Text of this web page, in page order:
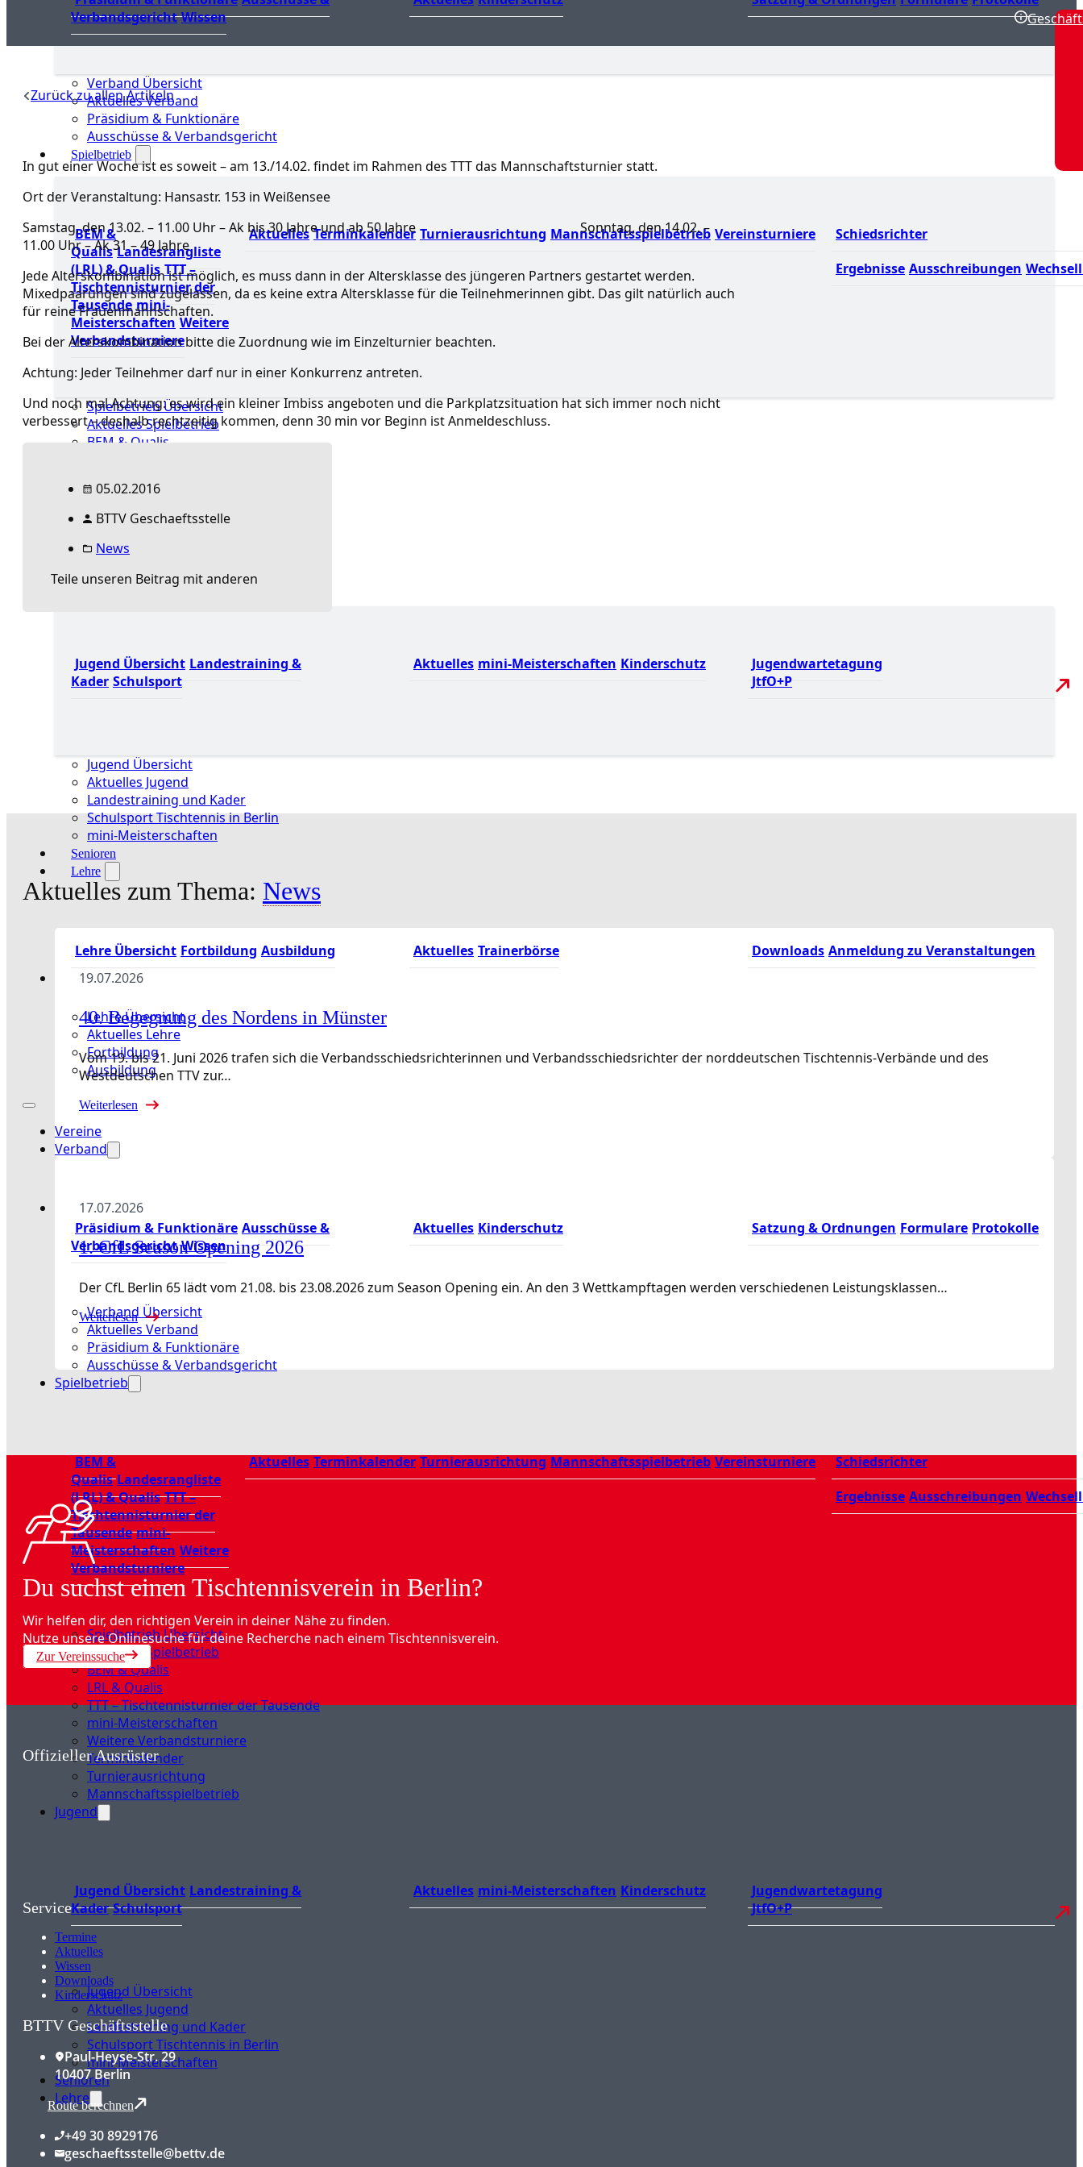
Verbandsgericht Wissen
Verband Übersicht
Aktuelles Verband
Präsidium & Funktionäre
Ausschüsse & Verbandsgericht
Spielbetrieb
BEM &
Qualis Landesrangliste
(LRL) & Qualis TTT –
Tischtennisturnier der
Tausende mini-
Meisterschaften Weitere
Verbandsturniere
Aktuelles Terminkalender Turnierausrichtung Mannschaftsspielbetrieb Vereinsturniere
Schiedsrichter
Ergebnisse Ausschreibungen
Spielbetrieb Übersicht
Aktuelles Spielbetrieb
BEM & Qualis
mini-Meisterschaften
Weitere Verbandsturniere
Turnierausrichtung
Jugend
Jugend Übersicht Landestraining &
Kader Schulsport
Aktuelles mini-Meisterschaften Kinderschutz
Jugendwartetagung
JtfO+P
Jugend Übersicht
Aktuelles Jugend
Landestraining und Kader
Schulsport Tischtennis in Berlin
mini-Meisterschaften
Senioren
Lehre
Lehre Übersicht Fortbildung Ausbildung Aktuelles Trainerbörse Downloads Anmeldung zu Veranstaltungen
Lehre Übersicht
Aktuelles Lehre
Fortbildung
Ausbildung
Vereine
Verband
Präsidium & Funktionäre Ausschüsse &
Verbandsgericht Wissen
Aktuelles Kinderschutz Satzung & Ordnungen Formulare Protokolle
Verband Übersicht
Aktuelles Verband
Präsidium & Funktionäre
Ausschüsse & Verbandsgericht
Spielbetrieb
BEM &
Qualis Landesrangliste
(LRL) & Qualis TTT –
Tischtennisturnier der
Tausende mini-
Meisterschaften Weitere
Verbandsturniere
Aktuelles Terminkalender Turnierausrichtung Mannschaftsspielbetrieb Vereinsturniere
Schiedsrichter
Ergebnisse Ausschreibungen
Spielbetrieb Übersicht
Aktuelles Spielbetrieb
BEM & Qualis
LRL & Qualis
TTT – Tischtennisturnier der Tausende
mini-Meisterschaften
Weitere Verbandsturniere
Terminkalender
Turnierausrichtung
Mannschaftsspielbetrieb
Jugend
Jugend Übersicht Landestraining &
Kader Schulsport
Aktuelles mini-Meisterschaften Kinderschutz
Jugendwartetagung
JtfO+P
Jugend Übersicht
Aktuelles Jugend
Landestraining und Kader
Schulsport Tischtennis in Berlin
mini-Meisterschaften
Senioren
Lehre
Zurück zu allen Artikeln
In gut einer Woche ist es soweit – am 13./14.02. findet im Rahmen des TTT das Mannschaftsturnier statt.
Ort der Veranstaltung: Hansastr. 153 in Weißensee
Samstag, den 13.02. – 11.00 Uhr – Ak bis 30 Jahre und ab 50 Jahre Sonntag, den 14.02. –
11.00 Uhr – Ak 31 – 49 Jahre
Jede Alterskombination ist möglich, es muss dann in der Altersklasse des jüngeren Partners gestartet werden.
Mixedpaarungen sind zugelassen, da es keine extra Altersklasse für die Teilnehmerinnen gibt. Das gilt natürlich auch
für reine Frauenmannschaften.
Bei der Alterskombination bitte die Zuordnung wie im Einzelturnier beachten.
Achtung: Jeder Teilnehmer darf nur in einer Konkurrenz antreten.
Und noch mal Achtung: es wird ein kleiner Imbiss angeboten und die Parkplatzsituation hat sich immer noch nicht
verbessert – deshalb rechtzeitig kommen, denn 30 min vor Beginn ist Anmeldeschluss.
05.02.2016
BTTV Geschaeftsstelle
News
Teile unseren Beitrag mit anderen
Aktuelles zum Thema: News
19.07.2026
40. Begegnung des Nordens in Münster
Vom 19. bis 21. Juni 2026 trafen sich die Verbandsschiedsrichterinnen und Verbandsschiedsrichter der norddeutschen Tischtennis-Verbände und des
Westdeutschen TTV zur…
Weiterlesen
17.07.2026
1. CfL Season Opening 2026
Der CfL Berlin 65 lädt vom 21.08. bis 23.08.2026 zum Season Opening ein. An den 3 Wettkampftagen werden verschiedenen Leistungsklassen…
Weiterlesen
Du suchst einen Tischtennisverein in Berlin?
Wir helfen dir, den richtigen Verein in deiner Nähe zu finden.
Nutze unsere Onlinesuche für deine Recherche nach einem Tischtennisverein.
Zur Vereinssuche
Offizieller Ausrüster
Service
Termine
Aktuelles
Wissen
Downloads
Kinderschutz
BTTV Geschäftsstelle
Paul-Heyse-Str. 29
10407 Berlin
Route berechnen
+49 30 8929176
geschaeftsstelle@bettv.de